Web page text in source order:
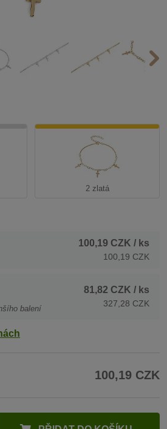
2 zlatá
100,19 CZK / ks
100,19 CZK
balení
81,82 CZK / ks
327,28 CZK
100,19 CZK